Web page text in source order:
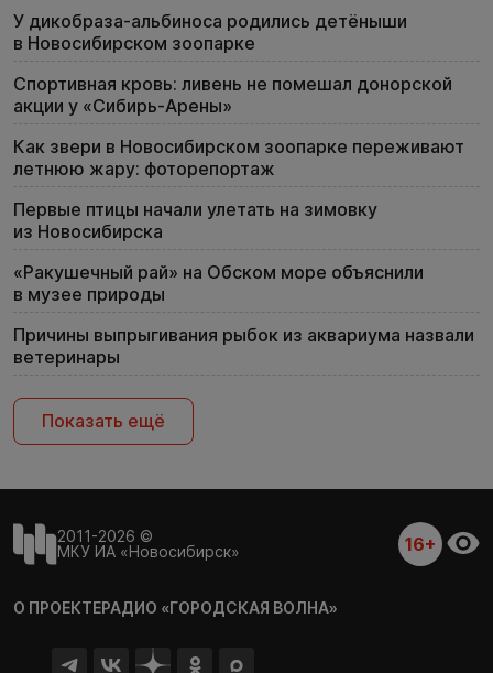
У дикобраза-альбиноса родились детёныши
в Новосибирском зоопарке
Спортивная кровь: ливень не помешал донорской
акции у «Сибирь-Арены»
Как звери в Новосибирском зоопарке переживают
летнюю жару: фоторепортаж
Первые птицы начали улетать на зимовку
из Новосибирска
«Ракушечный рай» на Обском море объяснили
в музее природы
Причины выпрыгивания рыбок из аквариума назвали
ветеринары
Показать ещё
2011-2026 ©
МКУ ИА «Новосибирск»
16+
О ПРОЕКТЕРАДИО «ГОРОДСКАЯ ВОЛНА»